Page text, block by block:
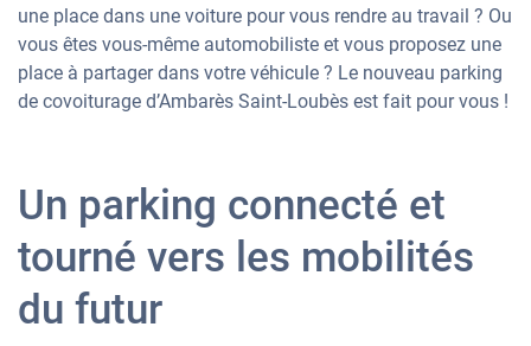
une place dans une voiture pour vous rendre au travail ? Ou
vous êtes vous-même automobiliste et vous proposez une
place à partager dans votre véhicule ? Le nouveau parking
de covoiturage d’Ambarès Saint-Loubès est fait pour vous !
Un parking connecté et
tourné vers les mobilités
du futur